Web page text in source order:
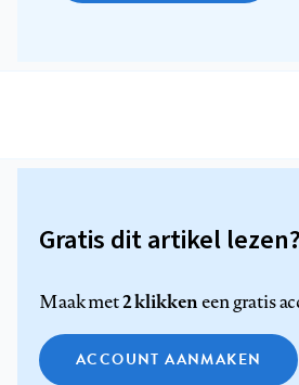
Gratis dit artikel lezen?
Maak met2 klikkeneen gratis
ACCOUNT AANMAKEN